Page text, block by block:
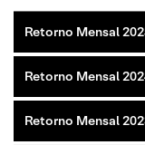
Retorno Mensal
Retorno Mensal
Retorno Mensal